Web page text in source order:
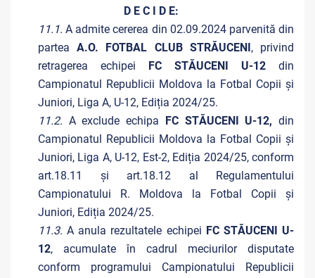
D E C I D E:
11.1.A admite cererea din 02.09.2024 parvenită din
parteaA.O. FOTBAL CLUB STRĂUCENI, privind
retragerea echipei FC STĂUCENI U-12 din
Campionatul Republicii Moldova la Fotbal Copii și
Juniori, Liga A, U-12, Ediția 2024/25.
11.2. A exclude echipa FC STĂUCENI U-12,din
Campionatul Republicii Moldova la Fotbal Copii și
Juniori, Liga A, U-12, Est-2, Ediția 2024/25, conform
art.18.11 și art.18.12 al Regulamentului
Campionatului R. Moldova la Fotbal Copii și
Juniori, Ediția 2024/25.
11.3.A anula rezultatele echipei FC STĂUCENI U-
12, acumulate în cadrul meciurilor disputate
conform programului Campionatului Republicii